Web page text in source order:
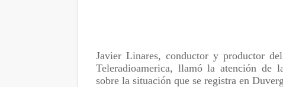
Javier Linares, conductor y productor
Teleradioamerica, llamó la atención de
sobre la situación que se registra en